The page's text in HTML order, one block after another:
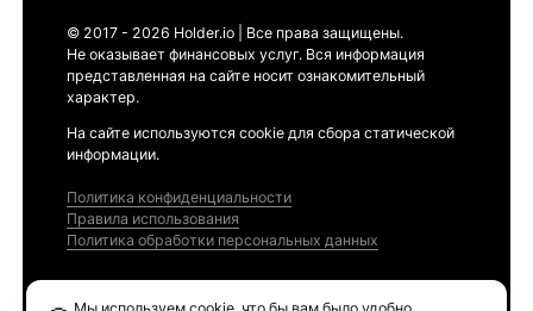
© 2017 - 2026 Holder.io | Все права защищены.
Не оказывает финансовых услуг. Вся информация
представленная на сайте носит ознакомительный
характер.
На сайте используются cookie для сбора статической
информации.
Политика конфиденциальности
Правила использования
Политика обработки персональных данных